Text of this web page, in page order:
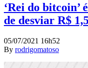
‘Rei do bitcoin’
de desviar R$
05/07/2021 16h52
By rodrigomatoso